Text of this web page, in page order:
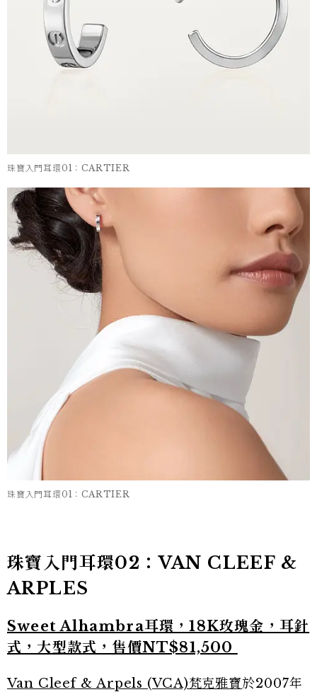
珠寶入門耳環01：CARTIER
珠寶入門耳環01：CARTIER
珠寶入門耳環02：VAN CLEEF &
ARPLES
Sweet Alhambra耳環，18K玫瑰金，耳針
式，大型款式，售價NT$81,500
Van Cleef & Arpels (VCA)梵克雅寶於2007年